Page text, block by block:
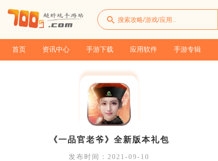
首页 资讯中心 手游下载 应用软件 手游专辑
《一品官老爷》全新版本礼包
发布时间：2021-09-10